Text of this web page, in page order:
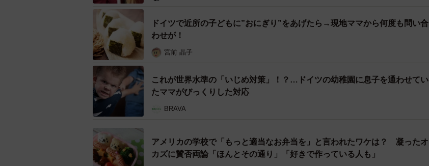
ドイツで近所の子どもに”おにぎり”をあげたら→現地ママから何度も問い合
わせが！
宮前 晶子
これが世界水準の「いじめ対策」！？…ドイツの幼稚園に息子を通わせてい
たママがびっくりした対応
BRAVA
アメリカの学校で「もっと適当なお弁当を」と言われたワケは？ 凝ったオ
カズに賛否両論「ほんとその通り」「好きで作っている人も」